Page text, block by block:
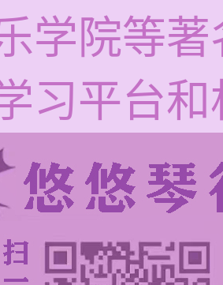
学院等
习平台